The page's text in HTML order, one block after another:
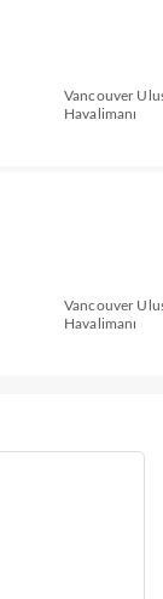
Vancouver
Havalimanı
Vancouver
Havalimanı